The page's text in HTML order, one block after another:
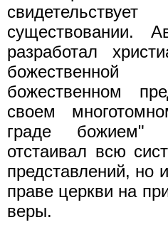
существовании.
разработал
божественном
своем
граде
отстаивал всю
представлений, но
праве церкви на
веры.